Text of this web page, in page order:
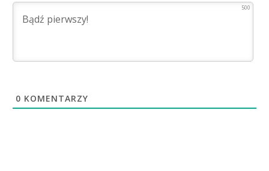
500
0 KOMENTARZY